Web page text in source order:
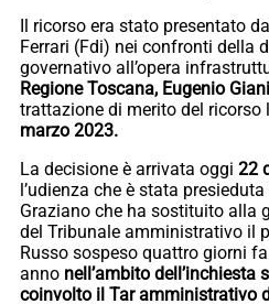
Il ricorso era stato presentato
Ferrari (Fdi) nei confronti della
governativo all’opera
Regione Toscana, Eugenio Giani
trattazione di merito del ricorso
marzo 2023.
La decisione è arrivata oggi 22
l’udienza che è stata
Graziano che ha sostituito alla
del Tribunale amministrativo il
Russo sospeso quattro giorni
anno nell’ambito dell’inchiesta
coinvolto il Tar amministrativo